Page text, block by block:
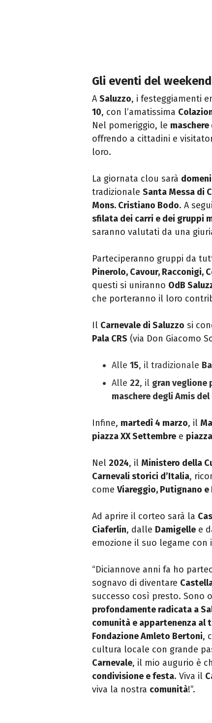
Gli eventi del
A Saluzzo, i festeggiamenti
10, con l’amatissima
Nel pomeriggio, le maschere
offrendo a cittadini e
loro.
La giornata clou sarà
tradizionale Santa Messa di
Mons. Cristiano Bodo. A
sfilata dei carri e dei gruppi
saranno valutati da una
Parteciperanno gruppi da
Pinerolo, Cavour, Racconigi,
questi si uniranno OdB
che porteranno il loro
Il Carnevale di Saluzzo si
Pala CRS (via Don Giacomo
Alle 15, il tradizionale
Alle 22, il gran veglione
maschere degli Amis del
Infine, martedì 4 marzo, il
piazza XX Settembre e
Nel 2024, il Ministero della
Carnevali storici d’Italia,
come Viareggio, Putignano e
Ad aprire il corteo sarà la
Ciaferlin, dalle Damigelle e
emozione il suo legame con
“Diciannove anni fa ho
sognavo di diventare
successo così presto. Sono
profondamente radicata a
comunità e appartenenza al
Fondazione Amleto Bertoni,
cultura locale con grande
Carnevale, il mio augurio è
condivisione e festa. Viva il
viva la nostra comunità!”.